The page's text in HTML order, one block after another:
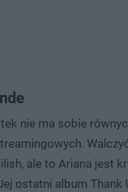
nie ma sobie
ale to Ariana jest
ostatni album Thank